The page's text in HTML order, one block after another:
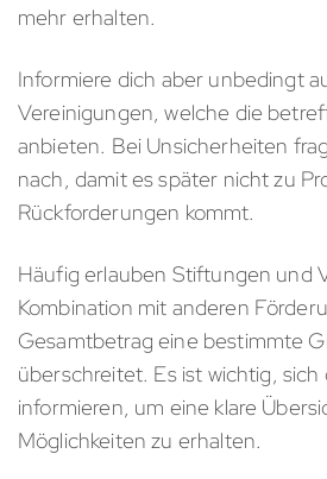
mehr erhalten.
Informiere dich aber unbedingt
Vereinigungen, welche die
anbieten. Bei Unsicherheiten
nach, damit es später nicht zu
Rückforderungen kommt.
Häufig erlauben Stiftungen und
Kombination mit anderen
Gesamtbetrag eine bestimmte
überschreitet. Es ist wichtig, sich
informieren, um eine klare
Möglichkeiten zu erhalten.